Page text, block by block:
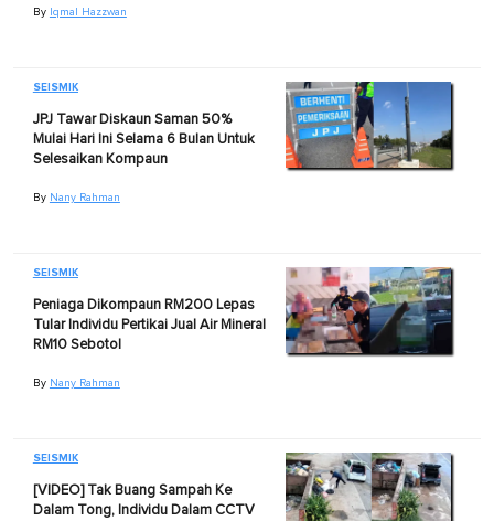
By Iqmal Hazzwan
SEISMIK
JPJ Tawar Diskaun Saman 50%
Mulai Hari Ini Selama 6 Bulan Untuk
Selesaikan Kompaun
By Nany Rahman
SEISMIK
Peniaga Dikompaun RM200 Lepas
Tular Individu Pertikai Jual Air Mineral
RM10 Sebotol
By Nany Rahman
SEISMIK
[VIDEO] Tak Buang Sampah Ke
Dalam Tong, Individu Dalam CCTV